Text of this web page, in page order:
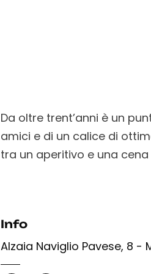
Da oltre trent’anni è un
amici e di un calice di
tra un aperitivo e una
Info
Alzaia Naviglio Pavese, 8 -